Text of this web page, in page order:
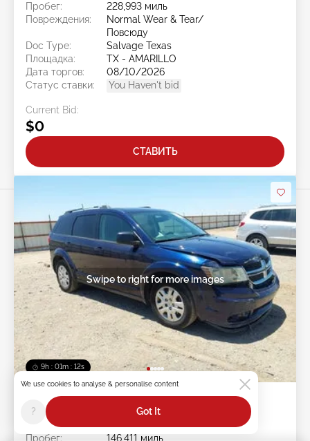
Пробег:
228,993 миль
Повреждения:
Normal Wear & Tear/
Повсюду
Doc Type:
Salvage Texas
Площадка:
TX - AMARILLO
Дата торгов:
08/10/2026
Статус ставки:
You Haven't bid
Current Bid:
$0
СТАВИТЬ
9h : 01m : 09s
Swipe to right for more images
2018 DODGE Journey 2.4L
Лот #:
45******
Пробег:
146,411 миль
We use cookies to analyse & personalise content
? Got It